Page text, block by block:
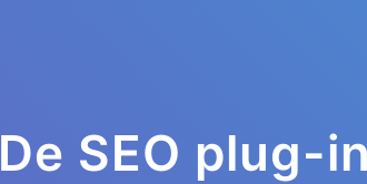
De SEO plug-